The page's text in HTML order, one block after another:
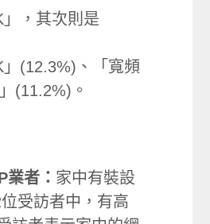
，其次則是
」(12.3%)、「寬頻
(11.2%)。
業者： 家中有裝設
受訪者中，有高